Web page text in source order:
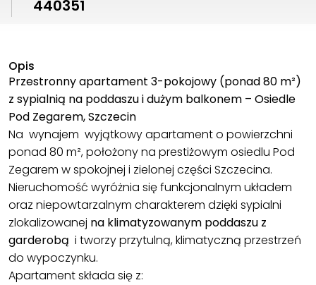
440351
Opis
Przestronny apartament 3-pokojowy (ponad 80 m²)
z sypialnią na poddaszu i dużym balkonem – Osiedle
Pod Zegarem, Szczecin
Na wynajem wyjątkowy apartament o powierzchni
ponad 80 m², położony na prestiżowym osiedlu Pod
Zegarem w spokojnej i zielonej części Szczecina.
Nieruchomość wyróżnia się funkcjonalnym układem
oraz niepowtarzalnym charakterem dzięki sypialni
zlokalizowanej na klimatyzowanym poddaszu z
garderobą i tworzy przytulną, klimatyczną przestrzeń
do wypoczynku.
Apartament składa się z: